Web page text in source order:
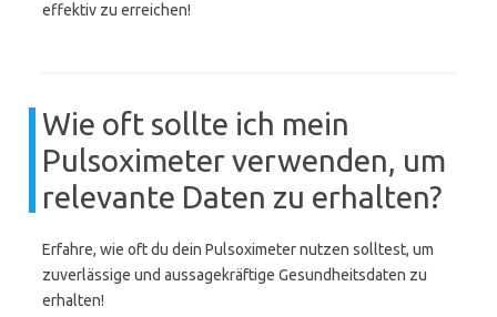
effektiv zu erreichen!
Wie oft sollte ich mein
Pulsoximeter verwenden, um
relevante Daten zu erhalten?
Erfahre, wie oft du dein Pulsoximeter nutzen solltest, um
zuverlässige und aussagekräftige Gesundheitsdaten zu
erhalten!